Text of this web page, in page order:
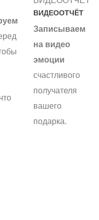
ВИДЕООТЧЁТ
Записываем
на видео
эмоции
счастливого
получателя
вашего
подарка.